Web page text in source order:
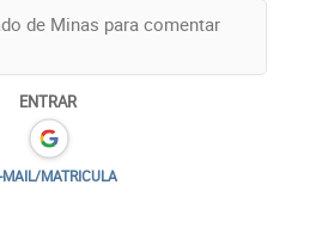
ENTRAR
MAIL/MATRICULA